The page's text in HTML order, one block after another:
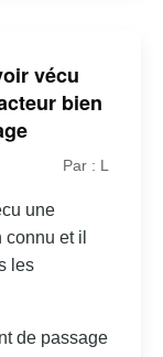
vécu
bien
Par : L
une
et il
les
de passage